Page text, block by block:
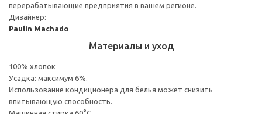
перерабатывающие предприятия в вашем регионе.
Дизайнер:
Paulin Machado
Материалы и уход
100% хлопок
Усадка: максимум 6%.
Использование кондиционера для белья может снизить
впитывающую способность.